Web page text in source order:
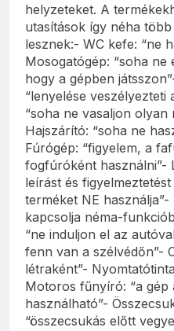
helyzeteket. A
utasítások így néha
lesznek:- WC kefe: “ne
Mosogatógép: “soha ne
hogy a gépben
“lenyelése veszélyezteti
“soha ne vasaljon olyan
Hajszárító: “soha ne
Fúrógép: “figyelem, a
fogfúróként használni”-
leírást és
terméket NE használja”-
kapcsolja néma-
“ne induljon el az
fenn van a szélvédőn”-
létraként”-
Motoros fűnyíró: “a gép
használható”-
“összecsukás előtt